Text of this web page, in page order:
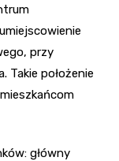
przy
położenie
główny